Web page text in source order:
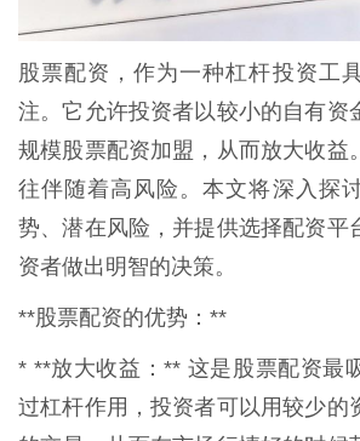
股票配资，作为一种杠杆投资工
注。它允许投资者以较小的自有资
规模股票配资加盟，从而放大收益
往伴随着高风险。本文将深入探
势、潜在风险，并提供选择配资平
资者做出明智的决策。
**股票配资的优势：**
* **放大收益：** 这是股票配资最
过杠杆作用，投资者可以用较少的